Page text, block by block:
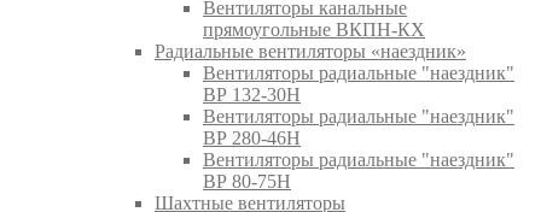
Вентиляторы канальные
прямоугольные ВКПН-КХ
Радиальные вентиляторы «наездник»
Вентиляторы радиальные "наездник"
ВР 132-30Н
Вентиляторы радиальные "наездник"
ВР 280-46Н
Вентиляторы радиальные "наездник"
ВР 80-75Н
Шахтные вентиляторы